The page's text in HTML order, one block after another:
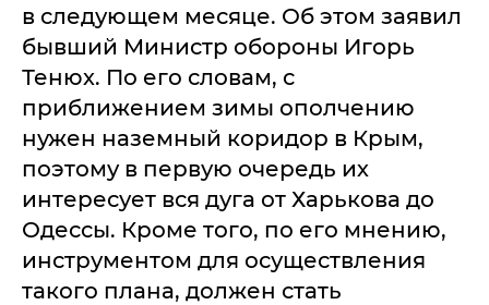
в следующем месяце. Об этом заявил
бывший Министр обороны Игорь
Тенюх. По его словам, с
приближением зимы ополчению
нужен наземный коридор в Крым,
поэтому в первую очередь их
интересует вся дуга от Харькова до
Одессы. Кроме того, по его мнению,
инструментом для осуществления
такого плана, должен стать